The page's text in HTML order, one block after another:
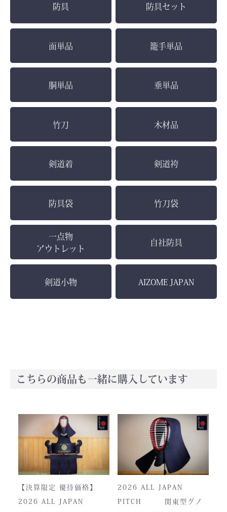
防具 防具セット
面単品 籠手単品
胴単品 垂単品
竹刀 木材品
剣道着 剣道袴
防具袋 竹刀袋
一点物
アウトレット
自社防具
剣道小物 AIZOME JAPAN
こちらの商品も一緒に購入しています
【決算限定 優待価格】
2026 ALL JAPAN
2026 ALL JAPAN
PITCH 関東型グノ